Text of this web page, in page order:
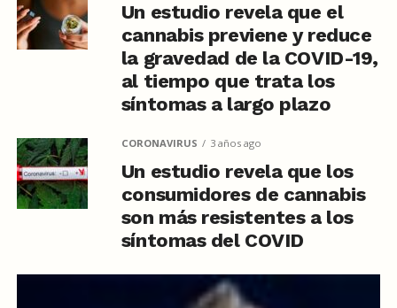
Un estudio revela que el
cannabis previene y reduce
la gravedad de la COVID-19,
al tiempo que trata los
síntomas a largo plazo
CORONAVIRUS 3 años ago
Un estudio revela que los
consumidores de cannabis
son más resistentes a los
síntomas del COVID